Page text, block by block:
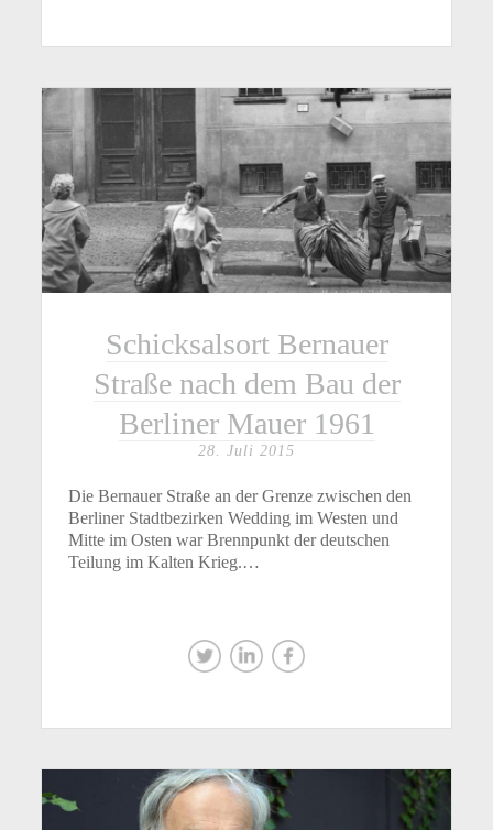
Schicksalsort Bernauer
Straße nach dem Bau der
Berliner Mauer 1961
28. Juli 2015
Die Bernauer Straße an der Grenze zwischen den
Berliner Stadtbezirken Wedding im Westen und
Mitte im Osten war Brennpunkt der deutschen
Teilung im Kalten Krieg.…